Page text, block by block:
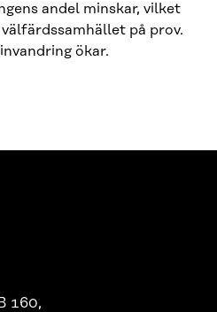
andel minskar, vilket
på prov.
ökar.
160,